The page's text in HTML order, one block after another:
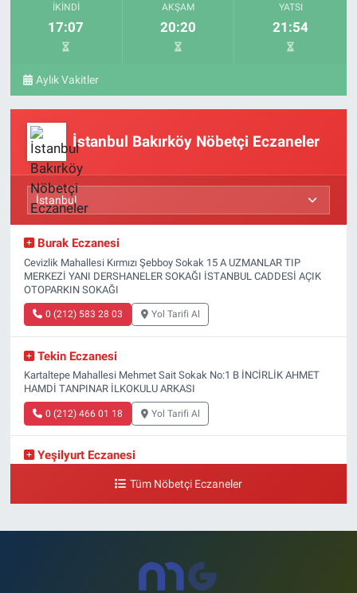
İKINDI
17:07
AKŞAM
20:20
YATSI
21:54
Aylık Vakitler
İstanbul Bakırköy Nöbetçi Eczaneler
Burak Eczanesi
Cevizlik Mahallesi Kırmızı Şebboy Sokak 15 A UZMANLAR TIP
MERKEZİ YANI DERSHANELER SOKAĞI İSTANBUL CADDESİ AÇIK
OTOPARKIN SOKAĞI
0 (212) 583 28 03 Yol Tarifi Al
Tekin Eczanesi
Kartaltepe Mahallesi Mehmet Sait Sokak No:1 B İNCİRLİK AHMET
HAMDİ TANPINAR İLKOKULU ARKASI
0 (212) 466 01 18 Yol Tarifi Al
Yeşilyurt Eczanesi
Şenlikköy Mahallesi Eski Halkalı Caddesi 33 Akvaryum Yanı Akua
Tüm Nöbetçi Eczaneler